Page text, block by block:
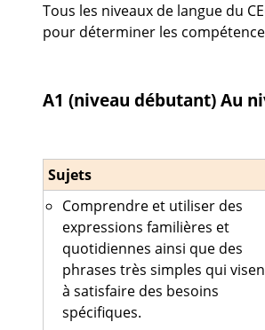
Tous les niveaux de langue du
pour déterminer les
A1 (niveau débutant) Au
Sujets
Comprendre et utiliser des
expressions familières et
quotidiennes ainsi que des
phrases très simples qui
à satisfaire des besoins
spécifiques.